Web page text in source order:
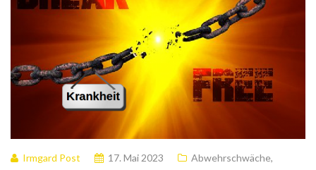
Irmgard Post 17. Mai 2023 Abwehrschwäche,